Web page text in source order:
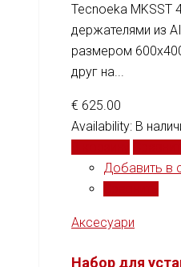
Tecnoeka MKSST
держателями из
размером
друг на...
€ 625.00
Availability: В
Добавить в
Аксесуари
Набор для